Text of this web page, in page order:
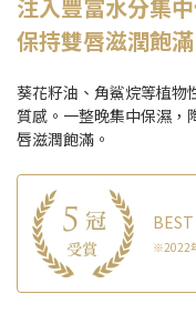
注入豐富水分集
保持雙唇滋潤飽滿
葵花籽油、角鯊烷等植物
質感。一整晚集中保濕，
唇滋潤飽滿。
※2022